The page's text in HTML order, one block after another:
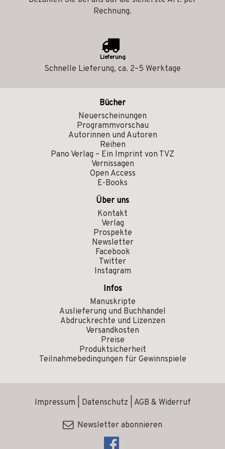
Rechnung.
Lieferung
Schnelle Lieferung, ca. 2–5 Werktage
Bücher
Neuerscheinungen
Programmvorschau
Autorinnen und Autoren
Reihen
Pano Verlag – Ein Imprint von TVZ
Vernissagen
Open Access
E-Books
Über uns
Kontakt
Verlag
Prospekte
Newsletter
Facebook
Twitter
Instagram
Infos
Manuskripte
Auslieferung und Buchhandel
Abdruckrechte und Lizenzen
Versandkosten
Preise
Produktsicherheit
Teilnahmebedingungen für Gewinnspiele
Impressum Datenschutz AGB & Widerruf
Newsletter abonnieren